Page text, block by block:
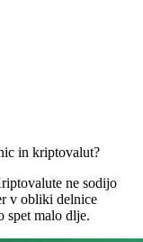
in kriptovalut?
ne sodijo
v obliki delnice
spet malo dlje.